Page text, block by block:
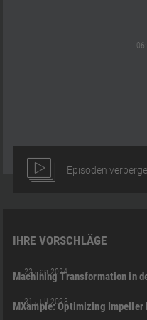
Episoden
IHRE VORSCHLÄGE
22 Jan 2024
31 Juli 2023
CTX BETA 450 TC PRODUKT
NTX NTX 1000 NTX 2000